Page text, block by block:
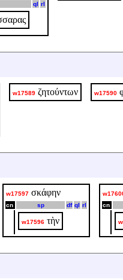
ql rl
w17589 ζητούντων w17590
w17597 σκάφην
cn sp df ql rl
w17596 τὴν
cn